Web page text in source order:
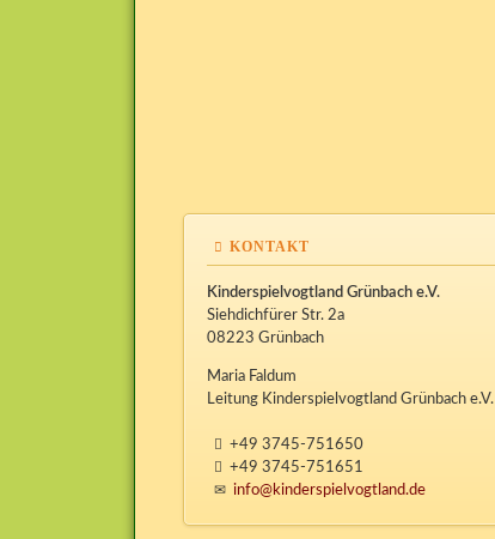
KONTAKT
Kinderspielvogtland Grünbach e.V.
Siehdichfürer Str. 2a
08223 Grünbach
Maria Faldum
Leitung Kinderspielvogtland Grünbach e.V.
+49 3745-751650
+49 3745-751651
info@kinderspielvogtland.de